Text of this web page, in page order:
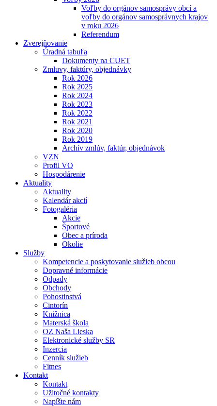
Voľby do orgánov samosprávy obcí a
voľby do orgánov samosprávnych krajov
v roku 2026
Referendum
Zverejňovanie
Úradná tabuľa
Dokumenty na CUET
Zmluvy, faktúry, objednávky
Rok 2026
Rok 2025
Rok 2024
Rok 2023
Rok 2022
Rok 2021
Rok 2020
Rok 2019
Archív zmlúv, faktúr, objednávok
VZN
Profil VO
Hospodárenie
Aktuality
Aktuality
Kalendár akcií
Fotogaléria
Akcie
Športové
Obec a príroda
Okolie
Služby
Kompetencie a poskytovanie služieb obcou
Dopravné informácie
Odpady
Obchody
Pohostinstvá
Cintorín
Knižnica
Materská škola
OZ Naša Lieska
Elektronické služby SR
Inzercia
Cenník služieb
Fitnes
Kontakt
Kontakt
Užitočné kontakty
Napíšte nám